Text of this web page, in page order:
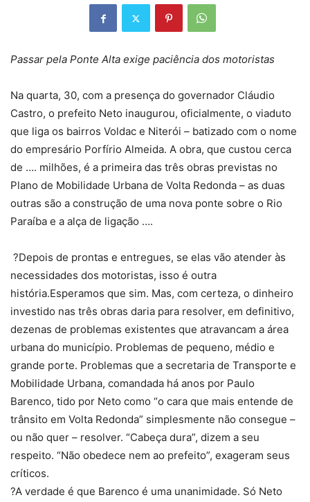
Passar pela Ponte Alta exige paciência dos motoristas
Na quarta, 30, com a presença do governador Cláudio
Castro, o prefeito Neto inaugurou, oficialmente, o viaduto
que liga os bairros Voldac e Niterói – batizado com o nome
do empresário Porfírio Almeida. A obra, que custou cerca
de …. milhões, é a primeira das três obras previstas no
Plano de Mobilidade Urbana de Volta Redonda – as duas
outras são a construção de uma nova ponte sobre o Rio
Paraíba e a alça de ligação ….
?Depois de prontas e entregues, se elas vão atender às
necessidades dos motoristas, isso é outra
história.Esperamos que sim. Mas, com certeza, o dinheiro
investido nas três obras daria para resolver, em definitivo,
dezenas de problemas existentes que atravancam a área
urbana do município. Problemas de pequeno, médio e
grande porte. Problemas que a secretaria de Transporte e
Mobilidade Urbana, comandada há anos por Paulo
Barenco, tido por Neto como “o cara que mais entende de
trânsito em Volta Redonda” simplesmente não consegue –
ou não quer – resolver. “Cabeça dura”, dizem a seu
respeito. “Não obedece nem ao prefeito”, exageram seus
críticos.
?A verdade é que Barenco é uma unanimidade. Só Neto